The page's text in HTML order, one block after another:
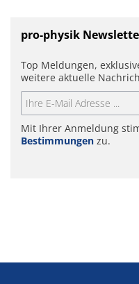
pro-physik
Top Meldungen,
weitere aktuelle
Mit Ihrer Anmeldung
Bestimmungen zu.